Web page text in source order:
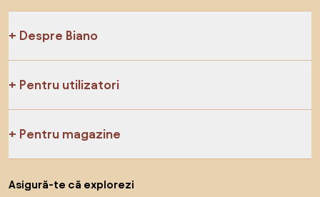
Despre Biano
Pentru utilizatori
Pentru magazine
Asigură-te că explorezi